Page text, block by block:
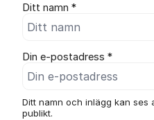
Ditt namn *
Din e-postadress *
Ditt namn och inlägg kan ses
publikt.